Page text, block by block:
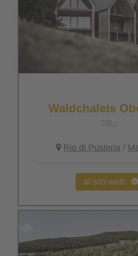
Waldchalets
CIN +
Rio di Pusteria /
al sito web